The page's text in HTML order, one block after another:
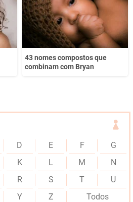
43 nomes compostos que
combinam com Bryan
D E F
G
K L M
N
R S T
U
Y Z Todos